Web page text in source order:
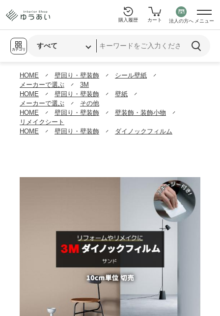
カテゴリ
購入履歴 カート 法人の方へ メニュー
HOME 壁回り・壁装飾
シール壁紙
メーカーで選ぶ
3M
HOME
壁回り・壁装飾
壁紙
メーカーで選ぶ
その他
HOME
壁回り・壁装飾
壁装飾・装飾小物
リメイクシート
HOME
壁回り・壁装飾 ダイノックフィルム